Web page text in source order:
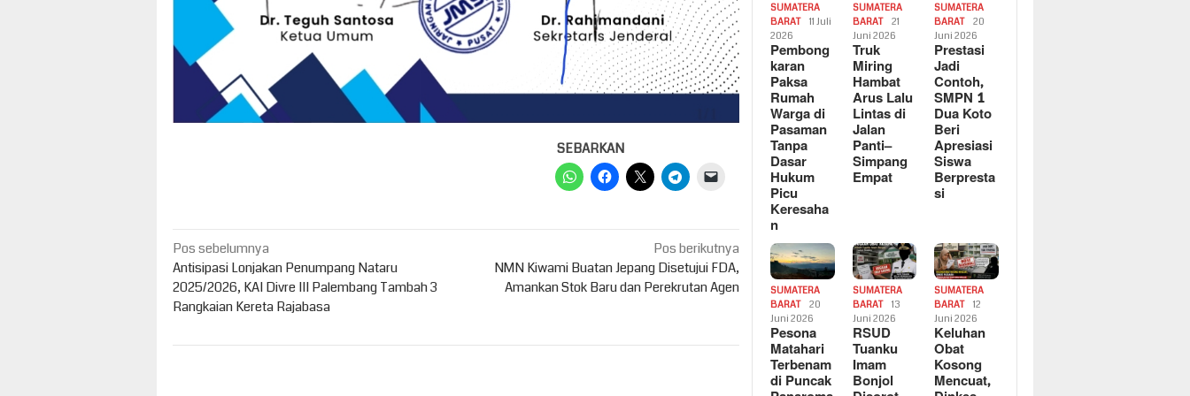
SEBARKAN
Navigasi
pos
Pos sebelumnya
Antisipasi Lonjakan Penumpang Nataru
2025/2026, KAI Divre III Palembang Tambah 3
Rangkaian Kereta Rajabasa
Pos berikutnya
NMN Kiwami Buatan Jepang Disetujui FDA,
Amankan Stok Baru dan Perekrutan Agen
SUMATERA
BARAT
11 Juli
2026
Pembong
karan
Paksa
Rumah
Warga di
Pasaman
Tanpa
Dasar
Hukum
Picu
Keresaha
n
SUMATERA
BARAT
21
Juni 2026
Truk
Miring
Hambat
Arus Lalu
Lintas di
Jalan
Panti–
Simpang
Empat
SUMATERA
BARAT
20
Juni 2026
Prestasi
Jadi
Contoh,
SMPN 1
Dua Koto
Beri
Apresiasi
Siswa
Berpresta
si
SUMATERA
BARAT
20
Juni 2026
Pesona
Matahari
Terbenam
di Puncak
SUMATERA
BARAT
13
Juni 2026
RSUD
Tuanku
Imam
Bonjol
SUMATERA
BARAT
12
Juni 2026
Keluhan
Obat
Kosong
Mencuat,